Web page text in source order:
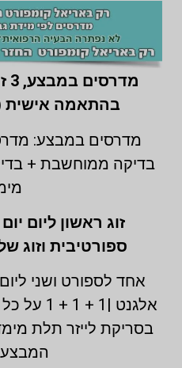
מדרסים במבצע,
בהתאמה אישית ( 1 + 1 + 1
מדרסים במבצע:
בדיקה ממוחשבת +
זוג ראשון ליום
ספורטיבית וזוג
אחד לספורט ושני ליום
אלגנט |1
בסריקת לייזר תלת